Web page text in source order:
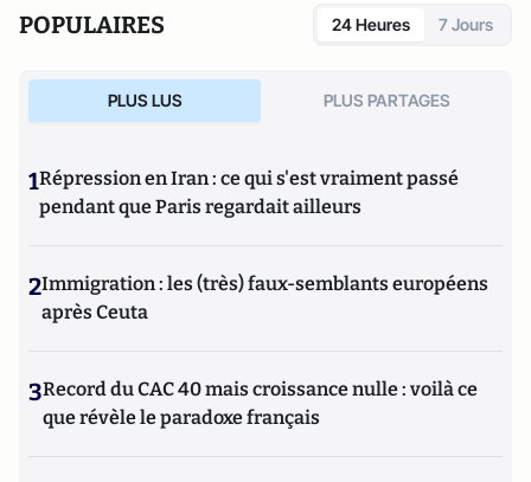
POPULAIRES 24 Heures 7 Jours
PLUS LUS PLUS PARTAGES
1Répression en Iran : ce qui s'est vraiment passé
pendant que Paris regardait ailleurs
2Immigration : les (très) faux-semblants européens
après Ceuta
3Record du CAC 40 mais croissance nulle : voilà ce
que révèle le paradoxe français